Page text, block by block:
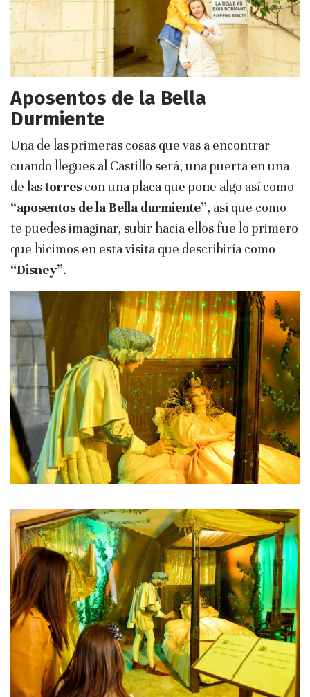
Aposentos de la Bella
Durmiente
Una de las primeras cosas que vas a encontrar
cuando llegues al Castillo será, una puerta en una
de lastorres con una placa que pone algo así como
“aposentos de la Bella durmiente”, así que como
te puedes imaginar, subir hacia ellos fue lo primero
que hicimos en esta visita que describiría como
“Disney”.